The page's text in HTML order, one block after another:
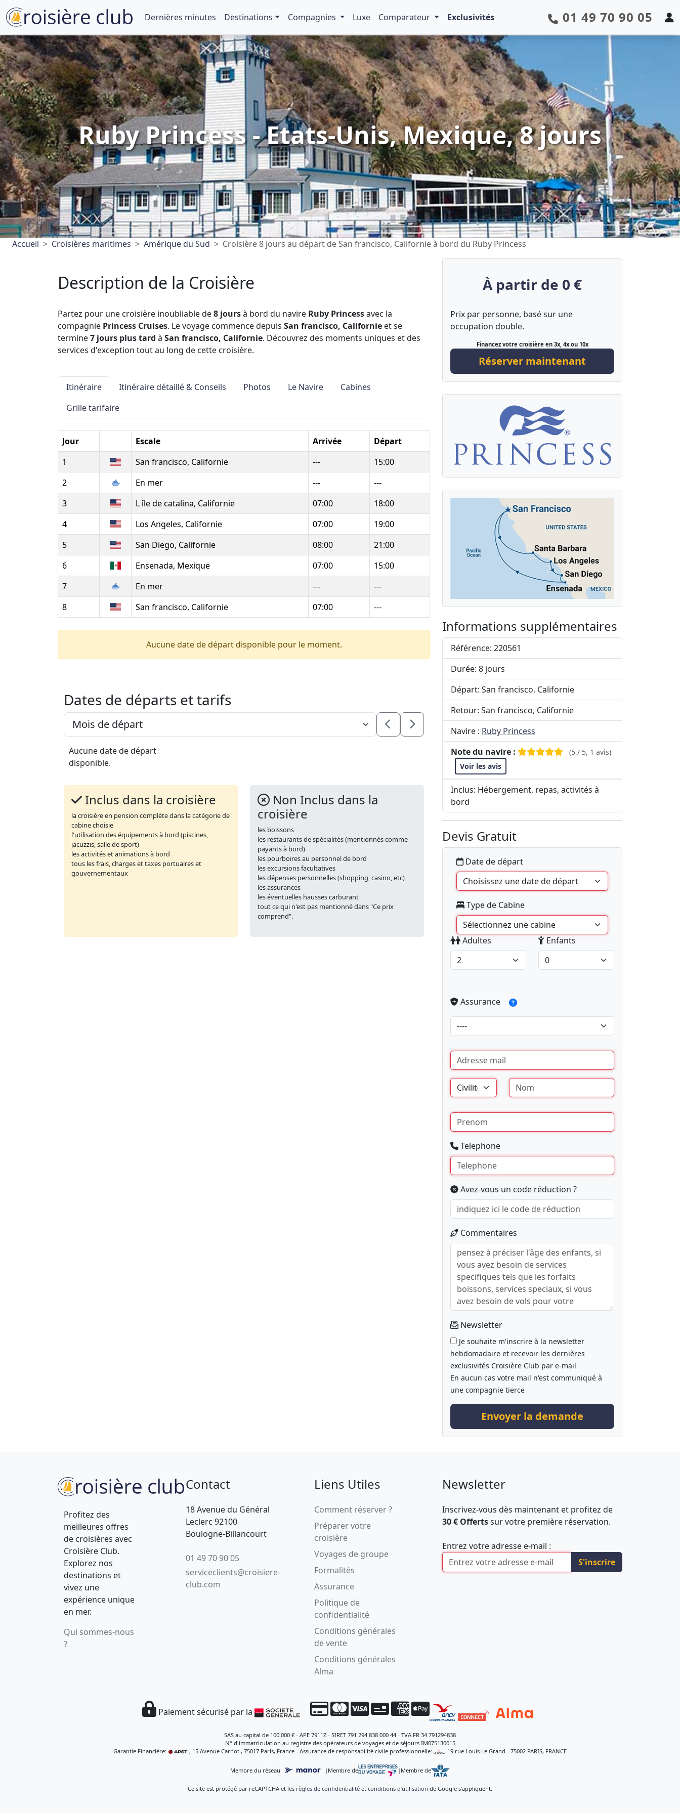
Dernières minutes Destinations Compagnies Luxe Comparateur Exclusivités 01 49 70 90 05
Ruby Princess - Etats-Unis, Mexique, 8 jours
Accueil Croisières maritimes Amérique du Sud Croisière 8 jours au départ de San francisco, Californie à bord du Ruby Princess
Description de la Croisière
Partez pour une croisière inoubliable de8 joursà bord du navire Ruby Princessavec la
compagnie Princess Cruises. Le voyage commence depuis San francisco, Californie et se
termine7 jours plus tard à San francisco, Californie. Découvrez des moments uniques et des
services d'exception tout au long de cette croisière.
Itinéraire Itinéraire détaillé & Conseils Photos Le Navire
Cabines
Grille tarifaire
Jour Escale Arrivée
Départ
1
San francisco, Californie ---
15:00
2
En mer ---
---
3
L île de catalina, Californie 07:00
18:00
4
Los Angeles, Californie 07:00
19:00
5
San Diego, Californie 08:00
21:00
6
Ensenada, Mexique 07:00
15:00
7
En mer ---
---
8
San francisco, Californie 07:00 ---
Aucune date de départ disponible pour le moment.
Dates de départs et tarifs
Aucune date de départ
disponible.
Inclus dans la croisière
la croisière en pension complète dans la catégorie de
cabine choisie
l'utilisation des équipements à bord (piscines,
jacuzzis, salle de sport)
les activités et animations à bord
tous les frais, charges et taxes portuaires et
gouvernementaux
Non Inclus dans la
croisière
les boissons
les restaurants de spécialités (mentionnés comme
payants à bord)
les pourboires au personnel de bord
les excursions facultatives
les dépenses personnelles (shopping, casino, etc)
les assurances
les éventuelles hausses carburant
tout ce qui n'est pas mentionné dans "Ce prix
comprend".
À partir de 0 €
Prix par personne, basé sur une
occupation double.
Financez votre croisière en 3x, 4x ou 10x
Réserver maintenant
Informations supplémentaires
Référence: 220561
Durée: 8 jours
Départ: San francisco, Californie
Retour: San francisco, Californie
Navire : Ruby Princess
Note du navire :
(5 / 5, 1 avis)
Voir les avis
Inclus: Hébergement, repas, activités à
bord
Devis Gratuit
Date de départ
Type de Cabine
Adultes Enfants
Assurance
Telephone
Avez-vous un code réduction ?
Commentaires
Newsletter
Je souhaite m'inscrire à la newsletter
hebdomadaire et recevoir les dernières
exclusivités Croisière Club par e-mail
En aucun cas votre mail n'est communiqué à
une compagnie tierce
Envoyer la demande
Profitez des
meilleures offres
de croisières avec
Croisière Club.
Explorez nos
destinations et
vivez une
expérience unique
en mer.
Qui sommes-nous
?
Contact
18 Avenue du Général
Leclerc 92100
Boulogne-Billancourt
01 49 70 90 05
serviceclients@croisiere-
club.com
Liens Utiles
Comment réserver ?
Préparer votre
croisière
Voyages de groupe
Formalités
Assurance
Politique de
confidentialité
Conditions générales
de vente
Conditions générales
Alma
Newsletter
Inscrivez-vous dès maintenant et profitez de
30 € Offertssur votre première réservation.
Entrez votre adresse e-mail :
S'inscrire
Paiement sécurisé par la
SAS au capital de 100.000 € - APE 7911Z - SIRET 791 294 838 000 44 - TVA FR 34 791294838
N° d'immatriculation au registre des opérateurs de voyages et de séjours IM075130015
Garantie Financière:
, 15 Avenue Carnot , 75017 Paris, France - Assurance de responsabilité civile professionnelle: , 19 rue Louis Le Grand - 75002 PARIS, FRANCE
Membre du réseau | Membre de | Membre de
Ce site est protégé par reCAPTCHA et les règles de confidentialité et conditions d’utilisation de Google s’appliquent.